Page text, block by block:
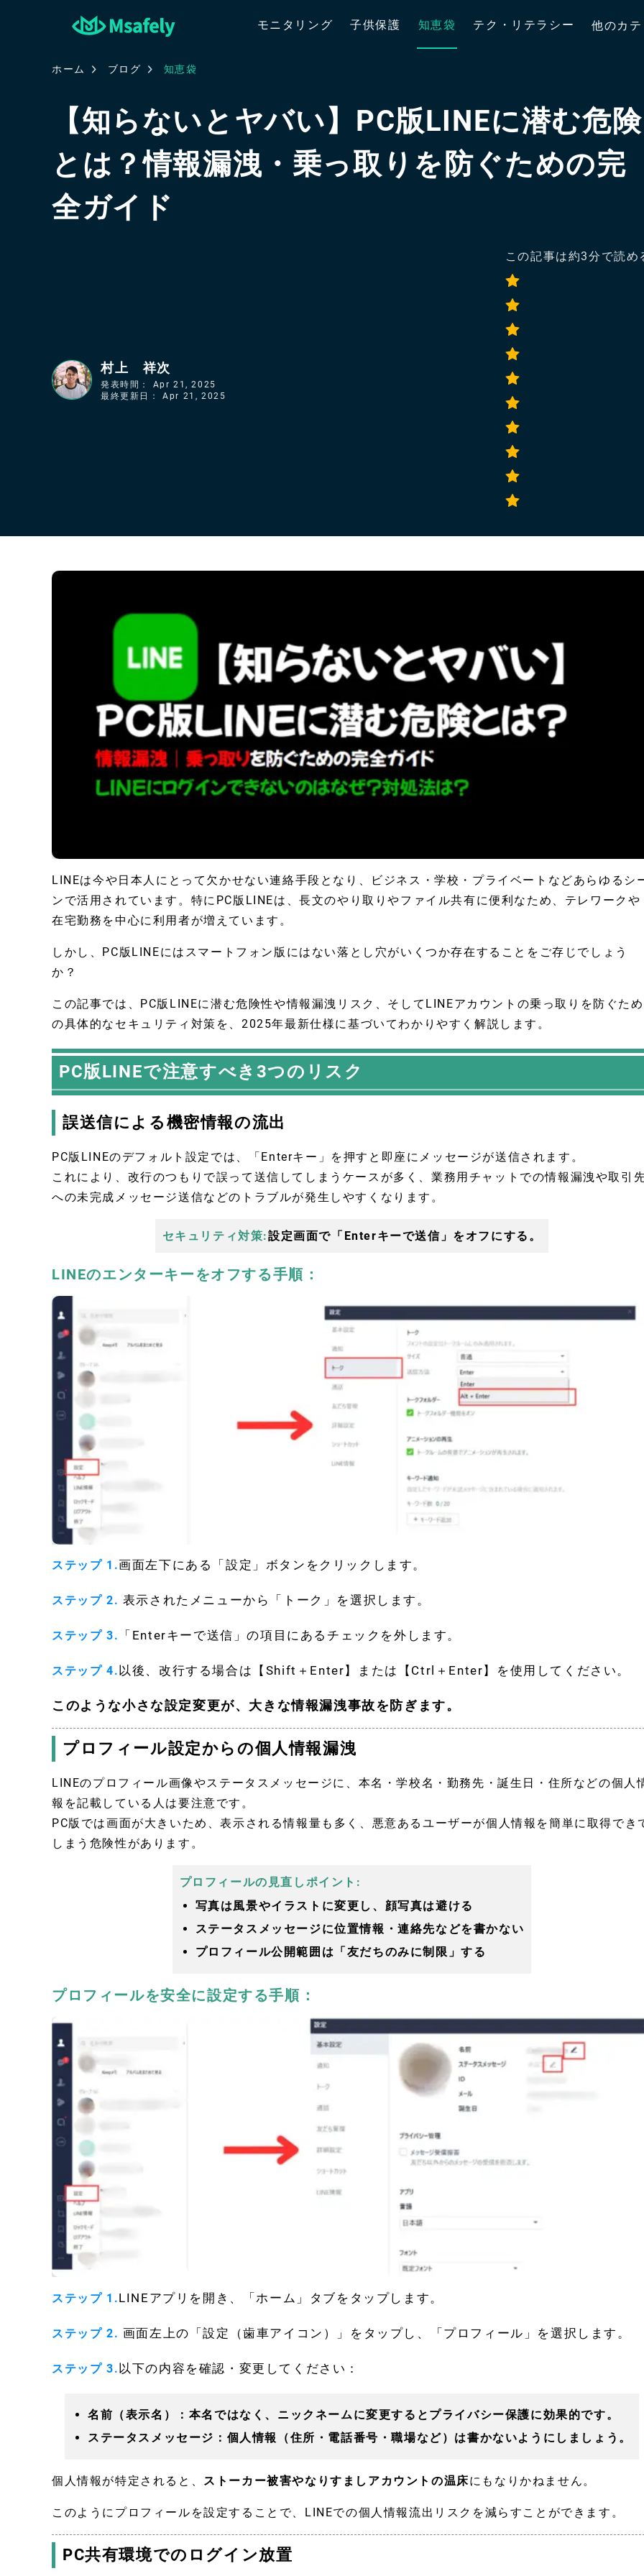
モニタリング 子供保護 知恵袋 テク・リテラシー 他のカ
ホーム ブログ 知恵袋
【知らないとヤバい】PC版LINEに潜む危険
とは？情報漏洩・乗っ取りを防ぐための完
全ガイド
村上 祥次
発表時間：
Apr 21, 2025
最終更新日：
Apr 21, 2025
この記事は約3分で読め
LINEは今や日本人にとって欠かせない連絡手段となり、ビジネス・学校・プライベートなどあらゆるシ
ンで活用されています。特にPC版LINEは、長文のやり取りやファイル共有に便利なため、テレワークや
在宅勤務を中心に利用者が増えています。
しかし、PC版LINEにはスマートフォン版にはない落とし穴がいくつか存在することをご存じでしょう
か？
この記事では、PC版LINEに潜む危険性や情報漏洩リスク、そしてLINEアカウントの乗っ取りを防ぐため
の具体的なセキュリティ対策を、2025年最新仕様に基づいてわかりやすく解説します。
PC版LINEで注意すべき3つのリスク
誤送信による機密情報の流出
PC版LINEのデフォルト設定では、「Enterキー」を押すと即座にメッセージが送信されます。
これにより、改行のつもりで誤って送信してしまうケースが多く、業務用チャットでの情報漏洩や取引
への未完成メッセージ送信などのトラブルが発生しやすくなります。
セキュリティ対策:設定画面で「Enterキーで送信」をオフにする。
LINEのエンターキーをオフする手順：
ステップ 1.画面左下にある「設定」ボタンをクリックします。
ステップ 2. 表示されたメニューから「トーク」を選択します。
ステップ 3. 「Enterキーで送信」の項目にあるチェックを外します。
ステップ 4.以後、改行する場合は【Shift＋Enter】または【Ctrl＋Enter】を使用してください。
このような小さな設定変更が、大きな情報漏洩事故を防ぎます。
プロフィール設定からの個人情報漏洩
LINEのプロフィール画像やステータスメッセージに、本名・学校名・勤務先・誕生日・住所などの個人
報を記載している人は要注意です。
PC版では画面が大きいため、表示される情報量も多く、悪意あるユーザーが個人情報を簡単に取得でき
しまう危険性があります。
プロフィールの見直しポイント:
写真は風景やイラストに変更し、顔写真は避ける
ステータスメッセージに位置情報・連絡先などを書かない
プロフィール公開範囲は「友だちのみに制限」する
プロフィールを安全に設定する手順：
ステップ 1.LINEアプリを開き、「ホーム」タブをタップします。
ステップ 2. 画面左上の「設定（歯車アイコン）」をタップし、「プロフィール」を選択します。
ステップ 3.以下の内容を確認・変更してください：
名前（表示名）：本名ではなく、ニックネームに変更するとプライバシー保護に効果的です。
ステータスメッセージ：個人情報（住所・電話番号・職場など）は書かないようにしましょう。
個人情報が特定されると、 ストーカー被害やなりすましアカウントの温床にもなりかねません。
このようにプロフィールを設定することで、LINEでの個人情報流出リスクを減らすことができます。
PC共有環境でのログイン放置